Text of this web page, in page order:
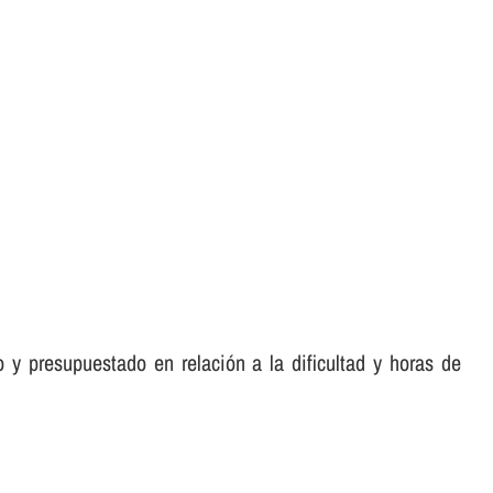
presupuestado en relación a la dificultad y horas de